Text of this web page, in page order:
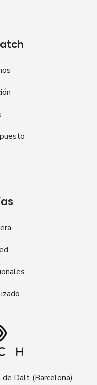
Dalt (Barcelona)